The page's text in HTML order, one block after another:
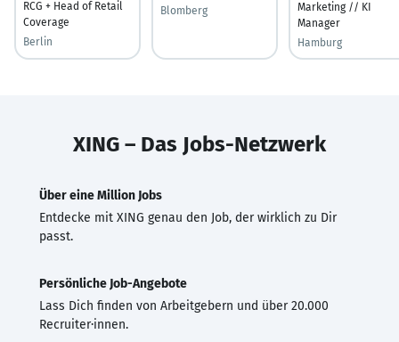
RCG + Head of Retail
Coverage
Berlin
Blomberg
Marketing // KI
Manager
Hamburg
XING – Das Jobs-Netzwerk
Über eine Million Jobs
Entdecke mit XING genau den Job, der wirklich zu Dir
passt.
Persönliche Job-Angebote
Lass Dich finden von Arbeitgebern und über 20.000
Recruiter·innen.